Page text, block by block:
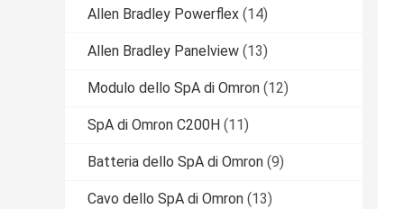
Allen Bradley Powerflex (14)
Allen Bradley Panelview (13)
Modulo dello SpA di Omron (12)
SpA di Omron C200H (11)
Batteria dello SpA di Omron (9)
Cavo dello SpA di Omron (13)